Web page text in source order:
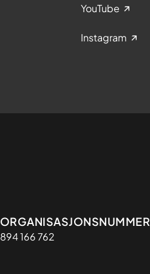
YouTube
Instagram
Organisasjon
ORGANISASJONSNUMMER
894 166 762